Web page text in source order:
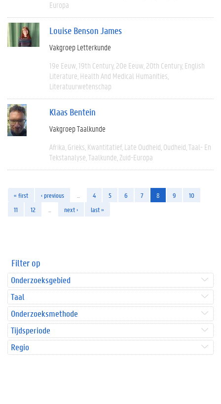
Europa
Louise Benson James
Vakgroep Letterkunde
19e Eeuw 19th Century 20e Eeuw 20th Century English
Literature Health And Medical Humanities
Literatuurwetenschap
Klaas Bentein
Vakgroep Taalkunde
Afrika Grieks Kwantitatief Late Oudheid Oudheid Taal- En
Tekstanalyse Taalkunde Zuid-Europa
« first ‹ previous 4 5 6 7 8 9
10
11
12 next › last »
Filter op
Onderzoeksgebied
Taal
Onderzoeksmethode
Tijdsperiode
Regio